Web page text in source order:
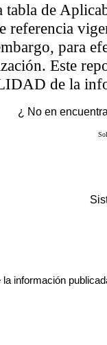
de
referencia
para
Este
de la
¿ No en
información